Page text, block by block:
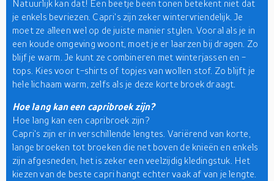
Natuurlijk kan dat! Een beetje been tonen betekent niet dat
je enkels bevriezen. Capri's zijn zeker wintervriendelijk. Je
moet ze alleen wel op de juiste manier stylen. Vooral als je in
een koude omgeving woont, moet je er laarzen bij dragen. Zo
blijf je warm. Je kunt ze combineren met winterjassen en -
tops. Kies voor t-shirts of topjes van wollen stof. Zo blijft je
hele lichaam warm, zelfs als je deze korte broek draagt.
Hoe lang kan een capribroek zijn?
Hoe lang kan een capribroek zijn?
Capri's zijn er in verschillende lengtes. Variërend van korte,
lange broeken tot broeken die net boven de knieën en enkels
zijn afgesneden, het is zeker een veelzijdig kledingstuk. Het
kiezen van de beste capri hangt echter vaak af van je lengte.